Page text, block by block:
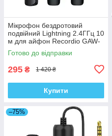
Мікрофон бездротовий
подвійний Lightning 2.4ГГц 10
м для айфон Recordio GAW-
920 Lightning kr
Готово до відправки
295 ₴ 1 420 ₴
Купити
–75%